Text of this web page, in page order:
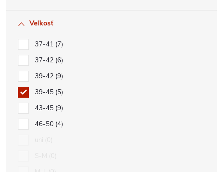
Veľkosť
37-41 7
37-42 6
39-42 9
39-45 5
43-45 9
46-50 4